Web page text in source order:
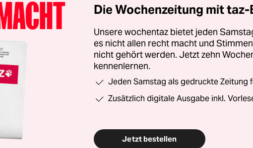
Die Wochenzeitung mit
Unsere wochentaz bietet jeden
es nicht allen recht macht und
nicht gehört werden. Jetzt zehn
kennenlernen.
Jeden Samstag als gedruckte Zeitung
Zusätzlich digitale Ausgabe inkl.
Jetzt bestellen